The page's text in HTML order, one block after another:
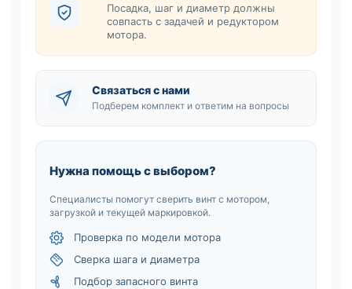
Посадка, шаг и диаметр должны
совпасть с задачей и редуктором
мотора.
Связаться с нами
Подберем комплект и ответим на вопросы
Нужна помощь с выбором?
Специалисты помогут сверить винт с мотором,
загрузкой и текущей маркировкой.
Проверка по модели мотора
Сверка шага и диаметра
Подбор запасного винта